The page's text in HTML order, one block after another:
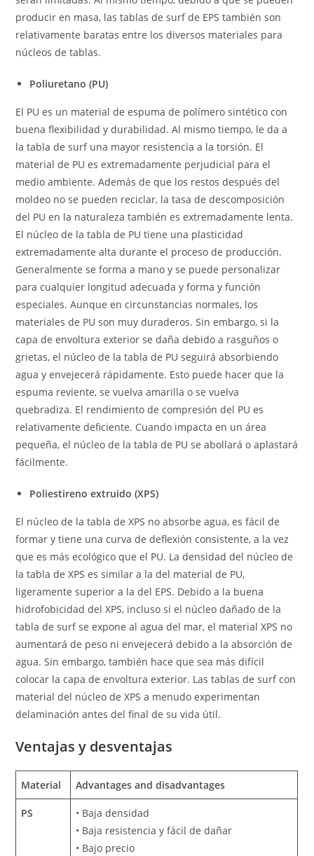
producir en masa, las tablas de surf de EPS también son
relativamente baratas entre los diversos materiales para
núcleos de tablas.
Poliuretano (PU)
El PU es un material de espuma de polímero sintético con
buena flexibilidad y durabilidad. Al mismo tiempo, le da a
la tabla de surf una mayor resistencia a la torsión. El
material de PU es extremadamente perjudicial para el
medio ambiente. Además de que los restos después del
moldeo no se pueden reciclar, la tasa de descomposición
del PU en la naturaleza también es extremadamente lenta.
El núcleo de la tabla de PU tiene una plasticidad
extremadamente alta durante el proceso de producción.
Generalmente se forma a mano y se puede personalizar
para cualquier longitud adecuada y forma y función
especiales. Aunque en circunstancias normales, los
materiales de PU son muy duraderos. Sin embargo, si la
capa de envoltura exterior se daña debido a rasguños o
grietas, el núcleo de la tabla de PU seguirá absorbiendo
agua y envejecerá rápidamente. Esto puede hacer que la
espuma reviente, se vuelva amarilla o se vuelva
quebradiza. El rendimiento de compresión del PU es
relativamente deficiente. Cuando impacta en un área
pequeña, el núcleo de la tabla de PU se abollará o aplastará
fácilmente.
Poliestireno extruido (XPS)
El núcleo de la tabla de XPS no absorbe agua, es fácil de
formar y tiene una curva de deflexión consistente, a la vez
que es más ecológico que el PU. La densidad del núcleo de
la tabla de XPS es similar a la del material de PU,
ligeramente superior a la del EPS. Debido a la buena
hidrofobicidad del XPS, incluso si el núcleo dañado de la
tabla de surf se expone al agua del mar, el material XPS no
aumentará de peso ni envejecerá debido a la absorción de
agua. Sin embargo, también hace que sea más difícil
colocar la capa de envoltura exterior. Las tablas de surf con
material del núcleo de XPS a menudo experimentan
delaminación antes del final de su vida útil.
Ventajas y desventajas
Material Advantages and disadvantages
PS
• Baja densidad
• Baja resistencia y fácil de dañar
• Bajo precio